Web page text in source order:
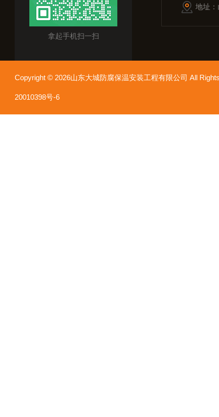
拿起手机扫一扫
地址
Copyright © 2026山东大城防腐保温安装工程有限公司 All
20010398号-6